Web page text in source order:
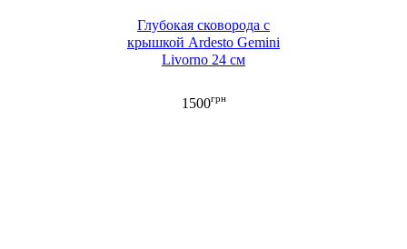
Глубокая сковорода с
крышкой Ardesto Gemini
Livorno 24 см
1500грн